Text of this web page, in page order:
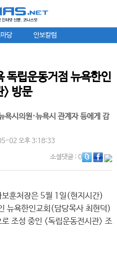
당 안보칼럼
독립운동거점 뉴욕한인
> 방문
욕시의원·뉴욕시 관계자 등에게 감
02 오후 3:18:33
소셜댓글: 0
보훈처장은 5월 1일(현지시간)
뉴욕한인교회(담당목사 최현덕)
조성 중인 <독립운동전시관> 조